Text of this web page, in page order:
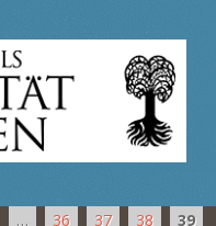
… 36 37 38 39